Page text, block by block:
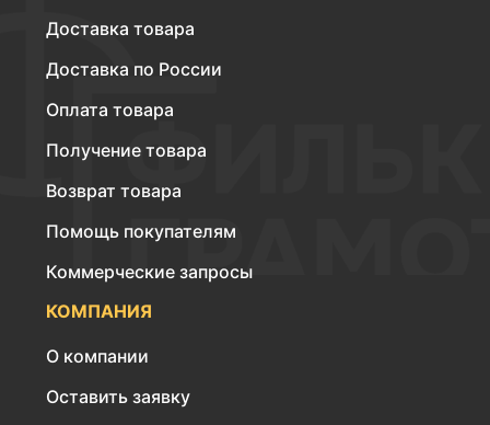
Доставка товара
Доставка по России
Оплата товара
Получение товара
Возврат товара
Помощь покупателям
Коммерческие запросы
КОМПАНИЯ
О компании
Оставить заявку